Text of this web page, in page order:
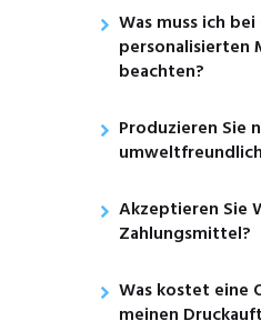
Was muss ich
personalisierten
beachten?
Produzieren Sie
Akzeptieren Sie
Zahlungsmittel?
Was kostet eine
meinen